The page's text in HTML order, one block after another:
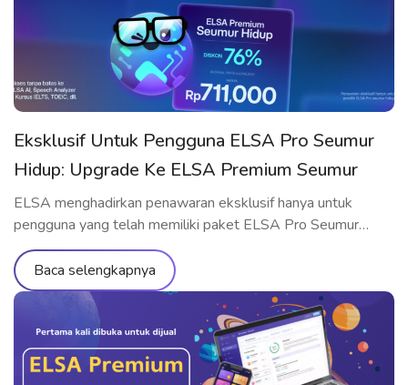
Eksklusif Untuk Pengguna ELSA Pro Seumur
Hidup: Upgrade Ke ELSA Premium Seumur
Hidup Dengan Harga Spesial
ELSA menghadirkan penawaran eksklusif hanya untuk
pengguna yang telah memiliki paket ELSA Pro Seumur
Hidup – kesempatan emas untuk upgrade ke ELSA
Premium Seumur Hidup dengan harga terbaik yang belum
pernah ada sebelumnya! Penawaran Hanya untuk Pengguna
ELSA Pro Seumur Hidup Jika Anda adalah pemilik paket
ELSA Pro Seumur Hidup, maka ini adalah saat yang […]
Baca selengkapnya